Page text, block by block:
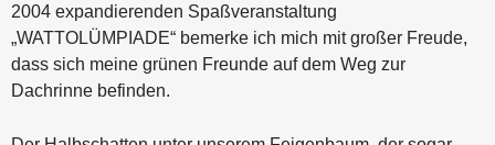
2004 expandierenden Spaßveranstaltung
„WATTOLÜMPIADE“ bemerke ich mich mit großer Freude,
dass sich meine grünen Freunde auf dem Weg zur
Dachrinne befinden.